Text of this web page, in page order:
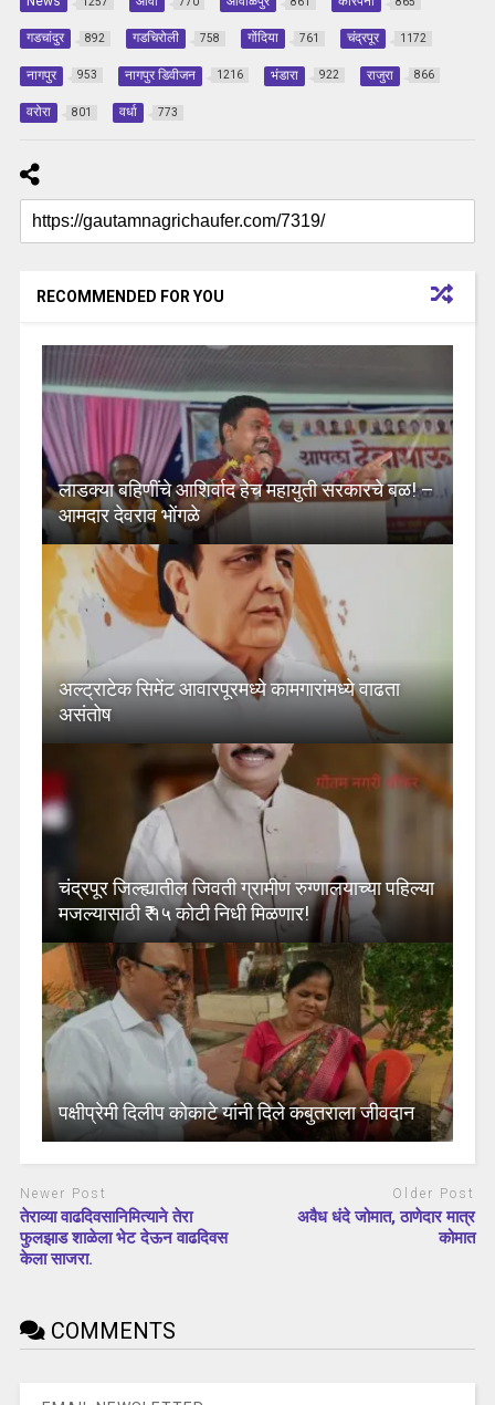
गडचांदुर 892 गडचिरोली 758 गोंदिया 761 चंद्रपूर 1172
नागपुर 953 नागपुर डिवीजन 1216 भंडारा 922 राजुरा 866
वरोरा 801 वर्धा 773
RECOMMENDED FOR YOU
लाडक्या बहिणींचे आशिर्वाद हेच महायुती सरकारचे बळ! –
आमदार देवराव भोंगळे
अल्ट्राटेक सिमेंट आवारपूरमध्ये कामगारांमध्ये वाढता
असंतोष
चंद्रपूर जिल्ह्यातील जिवती ग्रामीण रुग्णालयाच्या पहिल्या
मजल्यासाठी ₹ १५ कोटी निधी मिळणार!
पक्षीप्रेमी दिलीप कोकाटे यांनी दिले कबुतराला जीवदान
Newer Post
तेराव्या वाढदिवसानिमित्याने तेरा
फुलझाड शाळेला भेट देऊन वाढदिवस
केला साजरा.
Older Post
अवैध धंदे जोमात, ठाणेदार मात्र
कोमात
COMMENTS